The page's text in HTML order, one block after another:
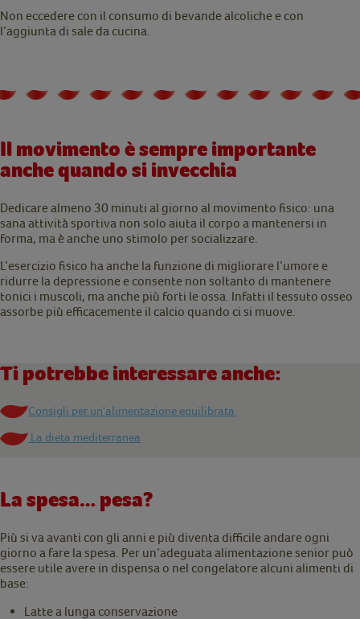
Non eccedere con il consumo di bevande alcoliche e con
l’aggiunta di sale da cucina.
Il movimento è sempre importante
anche quando si invecchia
Dedicare almeno 30 minuti al giorno al movimento fisico: una
sana attività sportiva non solo aiuta il corpo a mantenersi in
forma, ma è anche uno stimolo per socializzare.
L’esercizio fisico ha anche la funzione di migliorare l’umore e
ridurre la depressione e consente non soltanto di mantenere
tonici i muscoli, ma anche più forti le ossa. Infatti il tessuto osseo
assorbe più efficacemente il calcio quando ci si muove.
Ti potrebbe interessare anche:
Consigli per un'alimentazione equilibrata
La dieta mediterranea
La spesa… pesa?
Più si va avanti con gli anni e più diventa difficile andare ogni
giorno a fare la spesa. Per un’adeguata alimentazione senior può
essere utile avere in dispensa o nel congelatore alcuni alimenti di
base:
Latte a lunga conservazione